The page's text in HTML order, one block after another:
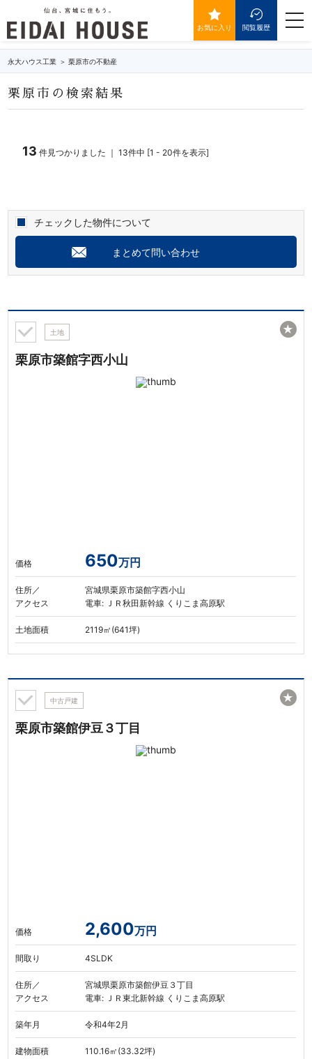
お気に入り 閲覧履歴
永大ハウス工業 栗原市の不動産
栗原市の検索結果
13 件見つかりました ｜ 13件中 [1 - 20件を表示]
チェックした物件について
まとめて問い合わせ
土地
栗原市築館字西小山
価格 650万円
住所／
アクセス
宮城県栗原市築館字西小山
電車: ＪＲ秋田新幹線 くりこま高原駅
土地面積 2119㎡(641坪)
★
中古戸建
栗原市築館伊豆３丁目
価格 2,600万円
間取り 4SLDK
住所／
アクセス
宮城県栗原市築館伊豆３丁目
電車: ＪＲ東北新幹線 くりこま高原駅
築年月 令和4年2月
建物面積 110.16㎡(33.32坪)
★